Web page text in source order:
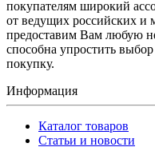
покупателям широкий
от ведущих российских
предоставим Вам любую
способна упростить
покупку.
Информация
Каталог товаров
Статьи и новости